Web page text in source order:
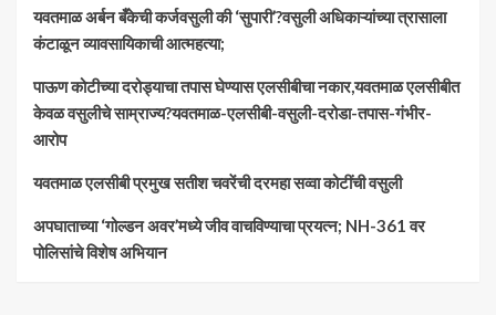
​यवतमाळ अर्बन बँकेची कर्जवसुली की ‘सुपारी’?वसुली अधिकाऱ्यांच्या त्रासाला
कंटाळून व्यावसायिकाची आत्महत्या;
पाऊण कोटीच्या दरोड्याचा तपास घेण्यास एलसीबीचा नकार,यवतमाळ एलसीबीत
केवळ वसुलीचे साम्राज्य?यवतमाळ-एलसीबी-वसुली-दरोडा-तपास-गंभीर-
आरोप
यवतमाळ एलसीबी प्रमुख सतीश चवरेंची दरमहा सव्वा कोटींची वसुली
अपघाताच्या ‘गोल्डन अवर’मध्ये जीव वाचविण्याचा प्रयत्न; NH-361 वर
पोलिसांचे विशेष अभियान